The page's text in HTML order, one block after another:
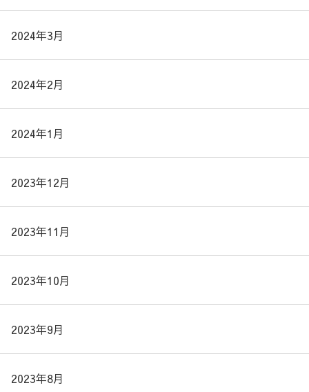
2024年3月
2024年2月
2024年1月
2023年12月
2023年11月
2023年10月
2023年9月
2023年8月